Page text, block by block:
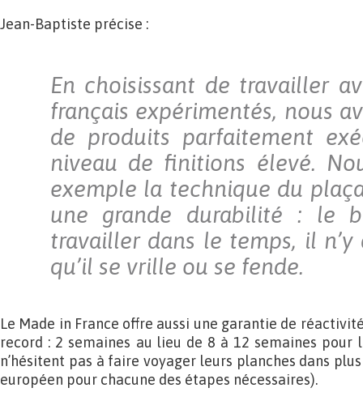
Jean-Baptiste précise :
En choisissant de travailler
français expérimentés, nous
de produits parfaitement
niveau de finitions élevé.
exemple la technique du
une grande durabilité : le
travailler dans le temps, il n’y
qu’il se vrille ou se fende.
Le Made in France offre aussi une garantie de
record : 2 semaines au lieu de 8 à 12 semaines pour
n’hésitent pas à faire voyager leurs planches dans
européen pour chacune des étapes nécessaires).